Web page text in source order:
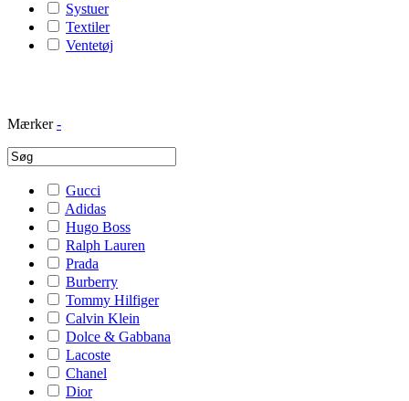
Systuer
Textiler
Ventetøj
Mærker -
Gucci
Adidas
Hugo Boss
Ralph Lauren
Prada
Burberry
Tommy Hilfiger
Calvin Klein
Dolce & Gabbana
Lacoste
Chanel
Dior